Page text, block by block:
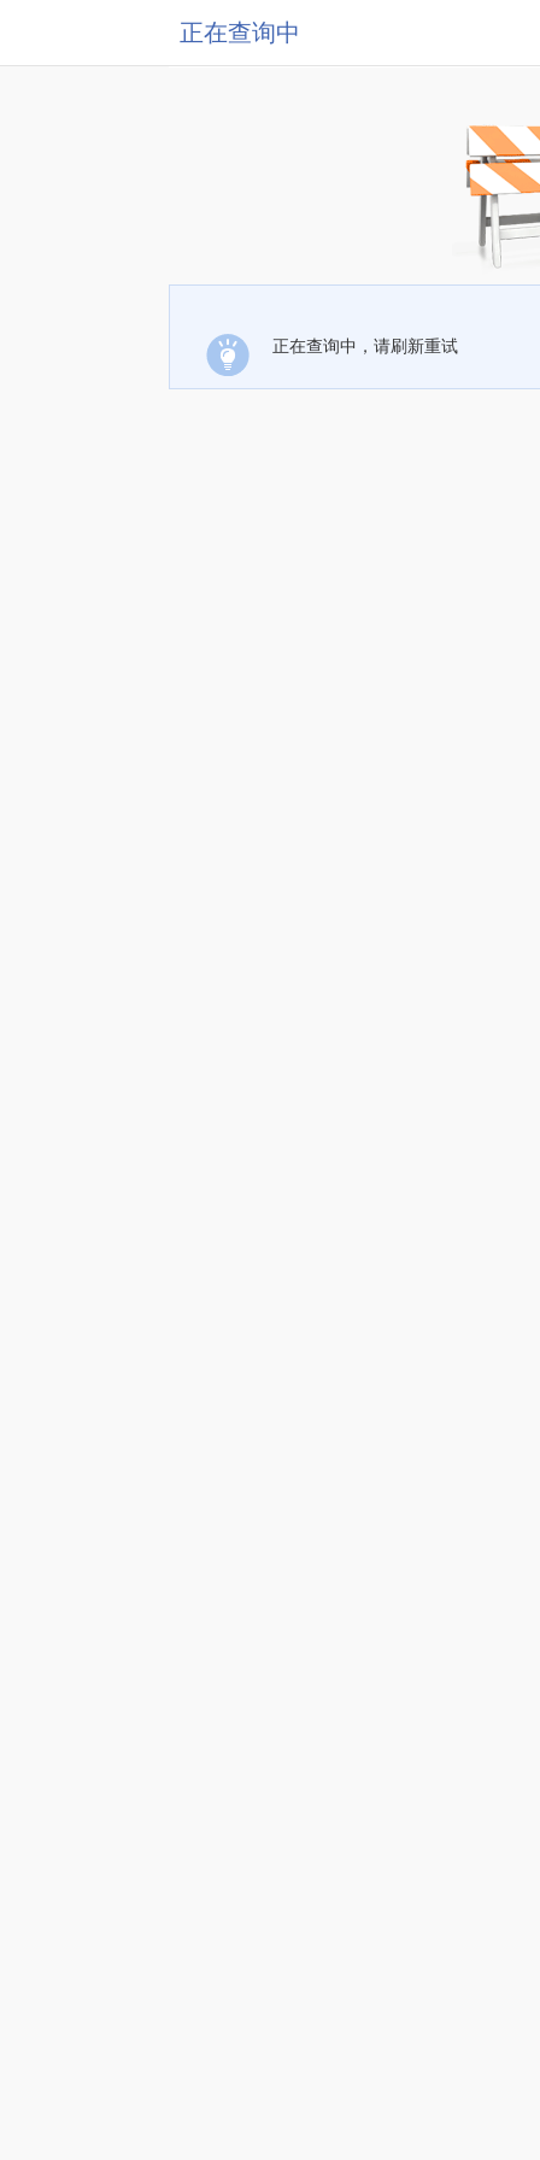
正在查询中
正在查询中，请刷新重试